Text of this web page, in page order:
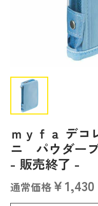
ｍｙｆａ デコ
ニ パウダー
- 販売終了 -
通常価格￥1,430